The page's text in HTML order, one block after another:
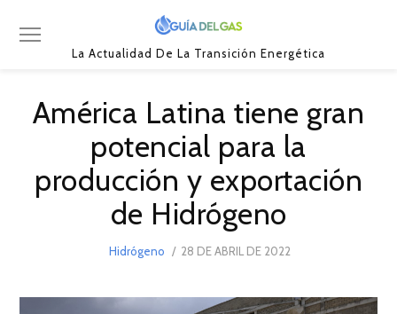
La Actualidad De La Transición Energética
América Latina tiene gran
potencial para la
producción y exportación
de Hidrógeno
Hidrógeno
POSTED
28 DE ABRIL DE 2022
DE